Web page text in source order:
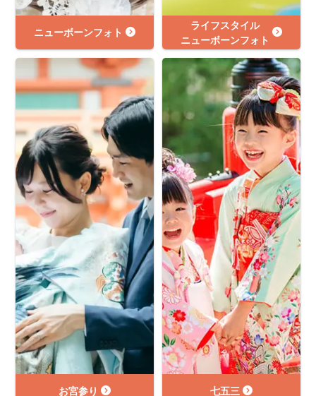
ニューボーンフォト
ライフスタイル
ニューボーンフォト
お宮参り 七五三